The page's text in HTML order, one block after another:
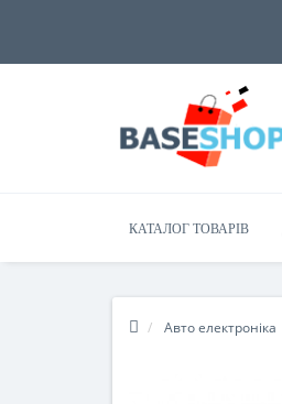
КАТАЛОГ ТОВАРІВ
Авто електроніка